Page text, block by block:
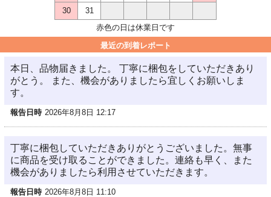
30
31
赤色の日は休業日です
最近の到着レポート
本日、品物届きました。 丁寧に梱包をしていただきあり
がとう。 また、機会がありましたら宜しくお願いしま
す。
報告日時 2026年8月8日 12:17
丁寧に梱包していただきありがとうございました。無事
に商品を受け取ることができました。連絡も早く、また
機会がありましたら利用させていただきます。
報告日時 2026年8月8日 11:10